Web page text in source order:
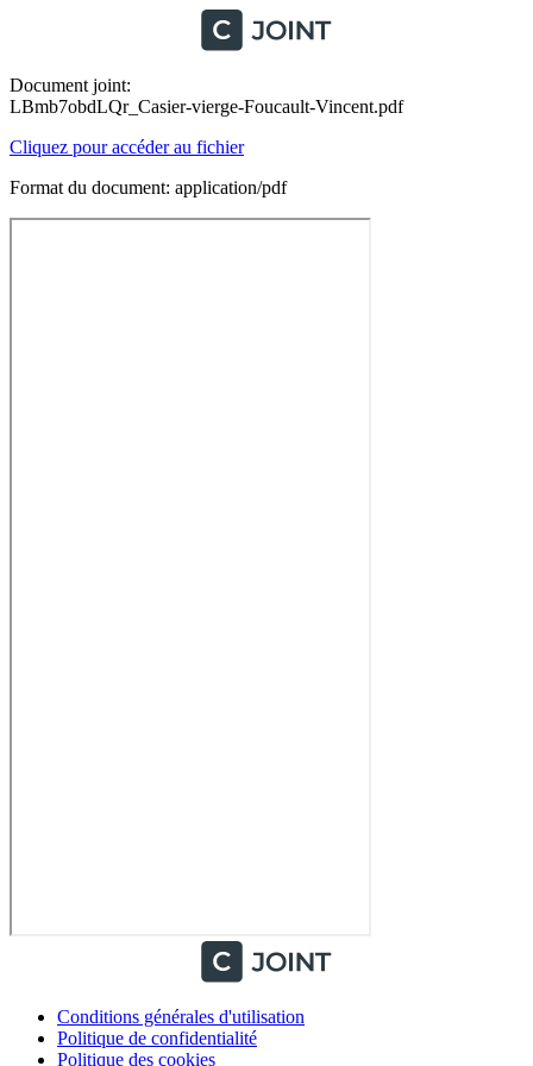
Document joint:
LBmb7obdLQr_Casier-vierge-Foucault-Vincent.pdf
Cliquez pour accéder au fichier
Format du document: application/pdf
Conditions générales d'utilisation
Politique de confidentialité
Politique des cookies